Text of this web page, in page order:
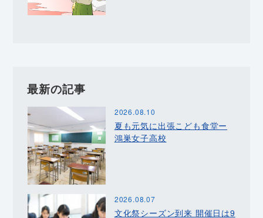
最新の記事
2026.08.10
夏も元気に出張こども食堂ー
鴻巣女子高校
2026.08.07
文化祭シーズン到来 開催日は9